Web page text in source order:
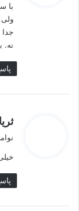
جدا
نه.
ثریا
نوامبر 25, 2024 در